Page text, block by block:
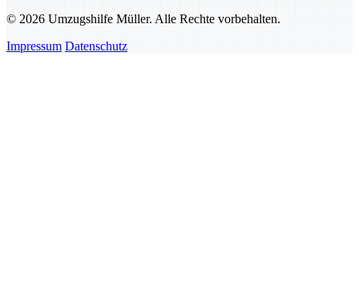
© 2026 Umzugshilfe Müller. Alle Rechte vorbehalten.
Impressum Datenschutz